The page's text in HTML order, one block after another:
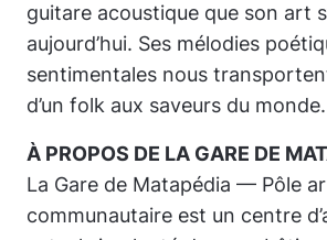
guitare acoustique que son art
aujourd’hui. Ses mélodies
sentimentales nous
d’un folk aux saveurs du monde.
À PROPOS DE LA GARE DE
La Gare de Matapédia — Pôle
communautaire est un centre